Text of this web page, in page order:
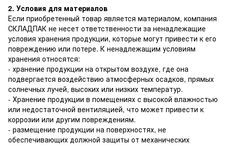
2. Условия для материалов
Если приобретенный товар является материалом, компания
СКЛАДПАК не несет ответственности за ненадлежащие
условия хранения продукции, которые могут привести к его
повреждению или потере. К ненадлежащим условиям
хранения относятся:
- хранение продукции на открытом воздухе, где она
подвергается воздействию атмосферных осадков, прямых
солнечных лучей, высоких или низких температур.
- Хранение продукции в помещениях с высокой влажностью
или недостаточной вентиляцией, что может привести к
коррозии или другим повреждениям.
- размещение продукции на поверхностях, не
обеспечивающих должной защиты от механических